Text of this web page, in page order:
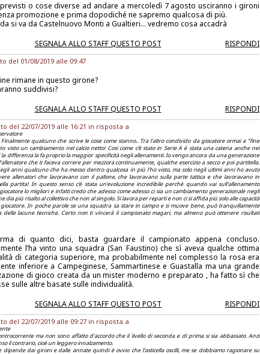
o cose diverse ad andare a mercoledì 7 agosto usciranno i gironi
promozione e prima dopodiché ne sapremo qualcosa di più.
si va da Castelnuovo Monti a Gualtieri... vedremo cosa accadrà
SEGNALA ALLO STAFF QUESTO POST
RISPONDI
del 01/08/2019 alle 09:47
rimane in questo girone?
suddivisi?
SEGNALA ALLO STAFF QUESTO POST
RISPONDI
del 22/07/2019 alle 16:21 in risposta a
Finalmente qualcuno che scrive le cose come stanno.. Tra l'altro condivido da giocatore ormai a "fine
visto un cambiamento nel calcio netto! Cosi come c'è stato in Serie A è stata una catena anche nei
la differenza la fa proprio la maggior specificità negli allenamenti. Io vengo ancora da una generazione
che ti faceva correre per mezzora continuamente, qualche esercizio a secco e poi partitella.
anni qualcuno che ha messo dentro qualcosa in più l'ho visto, ma solo negli ultimi anni ho avuto
allenatori che lavoravano con il pallone, che lavoravano sulla parte tattica e che lavoravano in
partita! In questo senso c'è stata un'evoluzione incredibile perchè quando vai sull'allenamento
lo migliori e infatti credo che adesso come adesso ci sia un cambiamento generazionale negli
dia più risalto al collettivo che non al singolo. Si lavora per reparti e non ci si affida più solo alle capacità
In poche parole se una squadra sa stare in campo e si muove bene, può tranquillamente
delle lacune tecniche. Certo non ti vincerà il campionato magari, ma almeno può ottenere risultati
di quanto dici, basta guardare il campionato appena concluso.
l’ha vinto una squadra (San Faustino) che sì aveva qualche ottima
di categoria superiore, ma probabilmente nel complesso la rosa era
inferiore a Campeginese, Sammartinese e Guastalla ma una grande
di gioco creata da un mister moderno e preparato , ha fatto sì che
sulle altre basate sulle individualità.
SEGNALA ALLO STAFF QUESTO POST
RISPONDI
del 22/07/2019 alle 09:27 in risposta a
ma non sono affatto d’accordo che il livello di seconda e di prima si sia abbassato. Anzi
il contrario, cioè un leggero innalzamento.
dipende dai gironi e dalle annate quindi è ovvio che l’asticella oscilli, me se dobbiamo ragionare su